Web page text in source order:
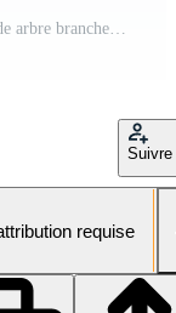
mûr kakis orner arbre branches. kakis pendre de arbre branches avec vibrant feuilles dans embrassé par l'automne jardin, mettant en valeur la nature saisonnier transition. biologique agriculture production. éco agriculture Vidéo Pro
Suivre
requise